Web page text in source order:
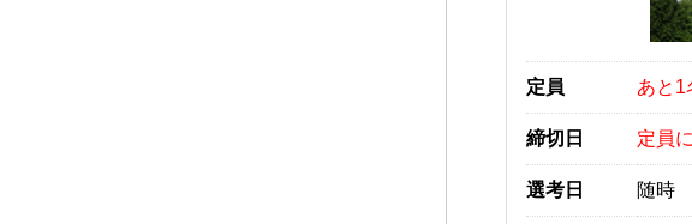
定員 あと1
締切日 定員
選考日 随時